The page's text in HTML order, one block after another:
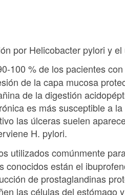
por Helicobacter pylori y
100 % de los pacientes
de la capa mucosa
de la digestión
es más susceptible a la
las úlceras suelen
H. pylori.
utilizados comúnmente
conocidos están el
de prostaglandinas
las células del estómago